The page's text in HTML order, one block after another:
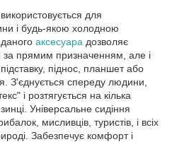
для
і будь-якою холодною
аксесуара дозволяє
за прямим призначенням, але і
піднос, планшет або
З'єднується спереду людини,
і розтягується на кілька
Універсальне сидіння
мисливців, туристів, і всіх
Забезпечує комфорт і